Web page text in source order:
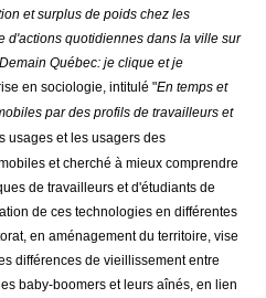
et surplus de poids chez les
d'actions quotidiennes dans la ville sur
Demain Québec: je clique et je
en sociologie, intitulé "En temps et
par des profils de travailleurs et
usages et les usagers des
et cherché à mieux comprendre
de travailleurs et d'étudiants de
de ces technologies en différentes
en aménagement du territoire, vise
différences de vieillissement entre
baby-boomers et leurs aînés, en lien